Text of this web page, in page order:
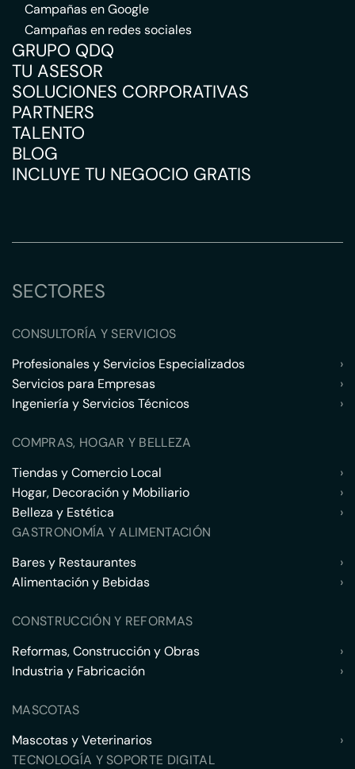
Campañas en Google
Campañas en redes sociales
GRUPO QDQ
TU ASESOR
SOLUCIONES CORPORATIVAS
PARTNERS
TALENTO
BLOG
INCLUYE TU NEGOCIO GRATIS
SECTORES
CONSULTORÍA Y SERVICIOS
Profesionales y Servicios Especializados
›
Servicios para Empresas
›
Ingeniería y Servicios Técnicos
›
COMPRAS, HOGAR Y BELLEZA
Tiendas y Comercio Local
›
Hogar, Decoración y Mobiliario
›
Belleza y Estética
›
GASTRONOMÍA Y ALIMENTACIÓN
Bares y Restaurantes
›
Alimentación y Bebidas
›
CONSTRUCCIÓN Y REFORMAS
Reformas, Construcción y Obras
›
Industria y Fabricación
›
MASCOTAS
Mascotas y Veterinarios
›
TECNOLOGÍA Y SOPORTE DIGITAL